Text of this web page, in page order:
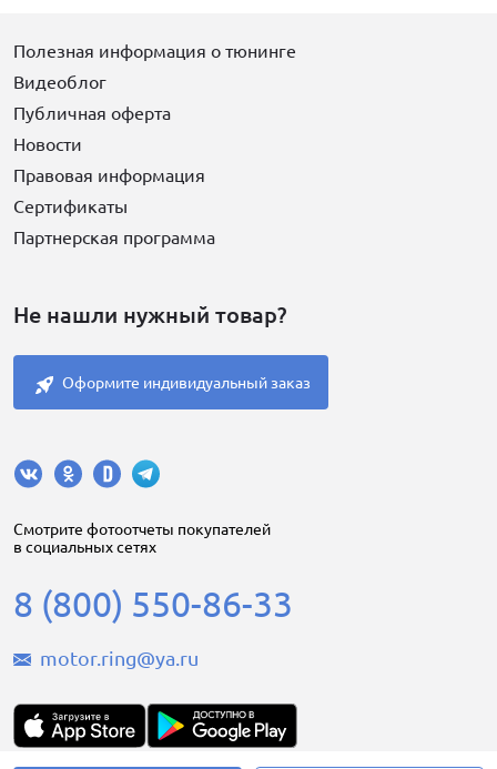
Полезная информация о тюнинге
Видеоблог
Публичная оферта
Новости
Правовая информация
Сертификаты
Партнерская программа
Не нашли нужный товар?
Оформите индивидуальный заказ
Cмотрите фотоотчеты покупателей
в социальных сетях
8 (800) 550-86-33
motor.ring@ya.ru